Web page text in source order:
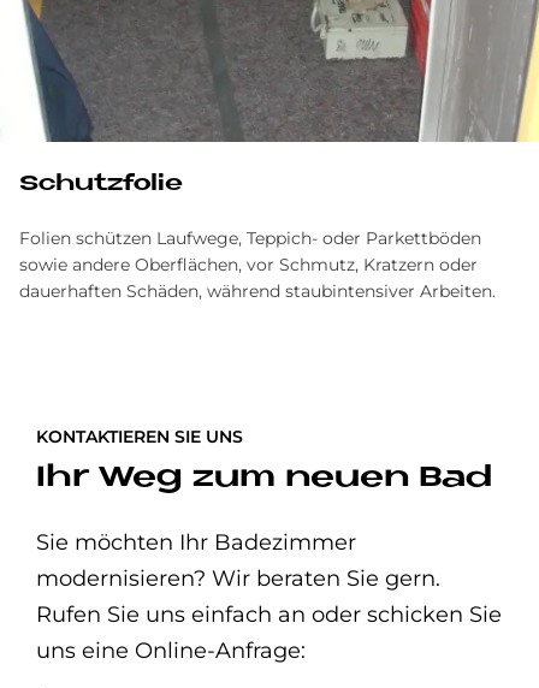
Schutz­fo­lie
Folien schützen Laufwege, Teppich- oder Parkettböden
sowie andere Oberflächen, vor Schmutz, Kratzern oder
dauerhaften Schäden, während staubintensiver Arbeiten.
KONTAKTIEREN SIE UNS
Ihr Weg zum neuen Bad
Sie möchten Ihr Badezimmer
modernisieren? Wir beraten Sie gern.
Rufen Sie uns einfach an oder schicken Sie
uns eine Online-Anfrage: